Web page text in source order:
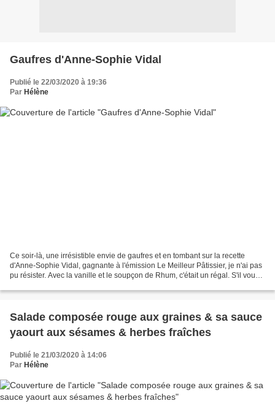
Gaufres d'Anne-Sophie Vidal
Publié le 22/03/2020 à 19:36
Par Hélène
Ce soir-là, une irrésistible envie de gaufres et en tombant sur la recette
d'Anne-Sophie Vidal, gagnante à l'émission Le Meilleur Pâtissier, je n'ai pas
pu résister. Avec la vanille et le soupçon de Rhum, c'était un régal. S'il vous
Salade composée rouge aux graines & sa sauce
yaourt aux sésames & herbes fraîches
Publié le 21/03/2020 à 14:06
Par Hélène